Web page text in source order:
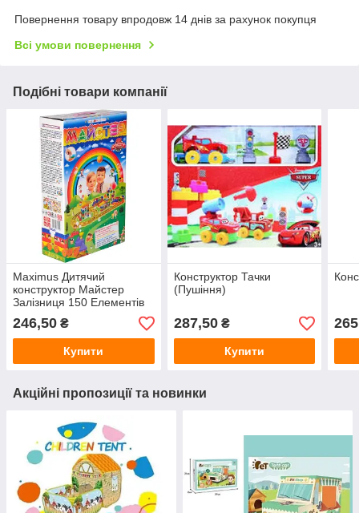
Повернення товару впродовж 14 днів за рахунок покупця
Всі умови повернення
Подібні товари компанії
Maximus Дитячий
конструктор Майстер
Залізниця 150 Елементів
246,50 ₴
Купити
Конструктор Тачки
(Пушіння)
287,50₴
Купити
265
Акційні пропозиції та новинки